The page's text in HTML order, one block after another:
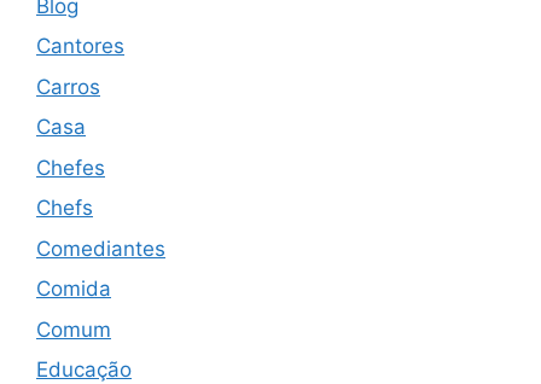
Blog
Cantores
Carros
Casa
Chefes
Chefs
Comediantes
Comida
Comum
Educação